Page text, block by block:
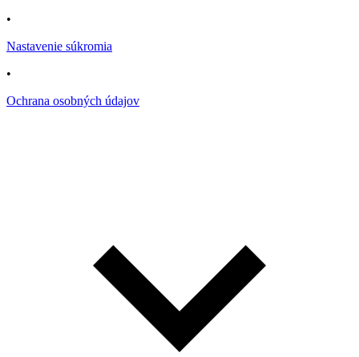
•
Nastavenie súkromia
•
Ochrana osobných údajov